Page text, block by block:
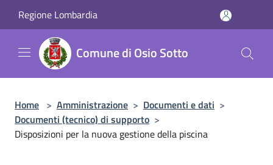
Regione Lombardia
Comune di Osio Sotto
Home > Amministrazione > Documenti e dati >
Documenti (tecnico) di supporto >
Disposizioni per la nuova gestione della piscina